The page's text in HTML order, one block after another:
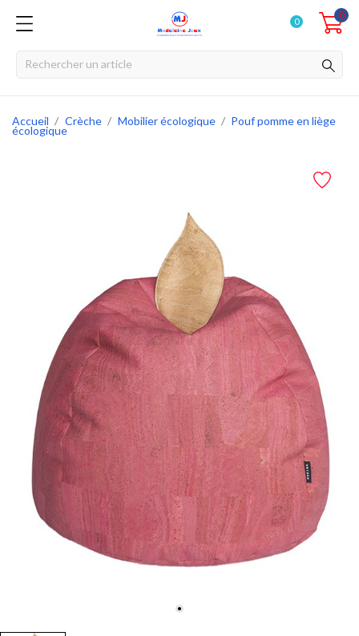
0
0
Accueil Crèche Mobilier écologique Pouf pomme en liège
écologique